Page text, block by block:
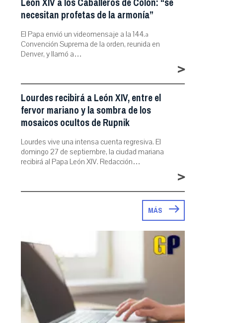
necesitan profetas de la armonía”
El Papa envió un videomensaje a la 144.ª
Convención Suprema de la orden, reunida en
Denver, y llamó a…
>
Lourdes recibirá a León XIV, entre el
fervor mariano y la sombra de los
mosaicos ocultos de Rupnik
Lourdes vive una intensa cuenta regresiva. El
domingo 27 de septiembre, la ciudad mariana
recibirá al Papa León XIV. Redacción…
>
MÁS